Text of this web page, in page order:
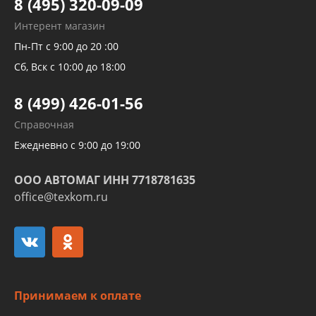
Рукавов гидроусилителей
Рукавов компрессоров и турбин
Трубок кондиционеров
Развертка пайка медных стальных
алюминиевых трубок и штуцеров
8 (495) 320-09-09
Интерент магазин
Пн-Пт с 9:00 до 20 :00
Сб, Вск с 10:00 до 18:00
8 (499) 426-01-56
Справочная
Ежедневно с 9:00 до 19:00
ООО АВТОМАГ ИНН 7718781635
office@texkom.ru
Принимаем к оплате